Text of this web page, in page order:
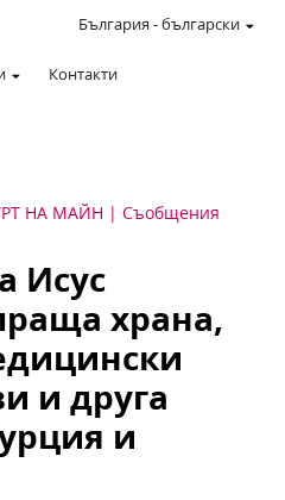
Контакти
България -български
НА МАЙН Съобщения
Исус
храна,
и друга
и